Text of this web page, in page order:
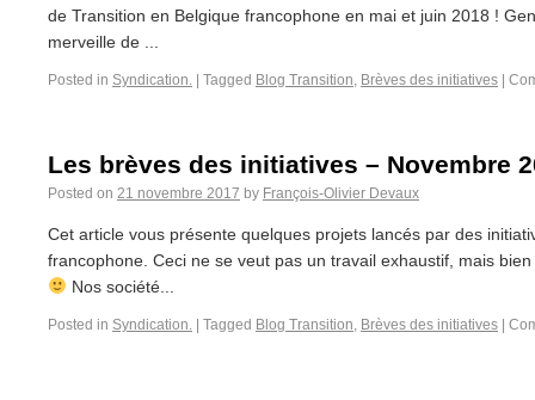
de Transition en Belgique francophone en mai et juin 2018 !
merveille de ...
Posted in Syndication. Tagged Blog Transition, Brèves des initiatives
Les brèves des initiatives – Novembre
Posted on 21 novembre 2017 by François-Olivier Devaux
Cet article vous présente quelques projets lancés par des
francophone. Ceci ne se veut pas un travail exhaustif, mais
Nos société...
Posted in Syndication. Tagged Blog Transition, Brèves des initiatives